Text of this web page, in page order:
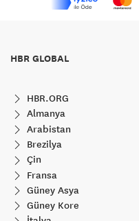
HBR GLOBAL
HBR.ORG
Almanya
Arabistan
Brezilya
Çin
Fransa
Güney Asya
Güney Kore